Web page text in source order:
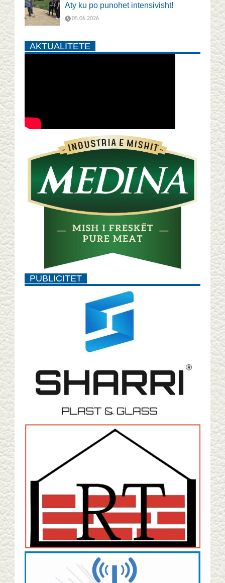
Aty ku po punohet intensivisht!
05.06.2026
AKTUALITETE
PUBLICITET